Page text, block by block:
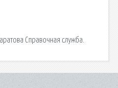
Справочная служба.